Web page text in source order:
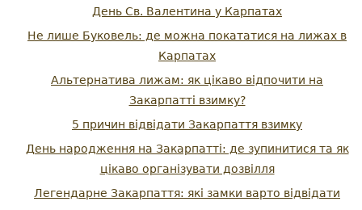
День Св. Валентина у Карпатах
Не лише Буковель: де можна покататися на лижах в
Карпатах
Альтернатива лижам: як цікаво відпочити на
Закарпатті взимку?
5 причин відвідати Закарпаття взимку
День народження на Закарпатті: де зупинитися та як
цікаво організувати дозвілля
Легендарне Закарпаття: які замки варто відвідати